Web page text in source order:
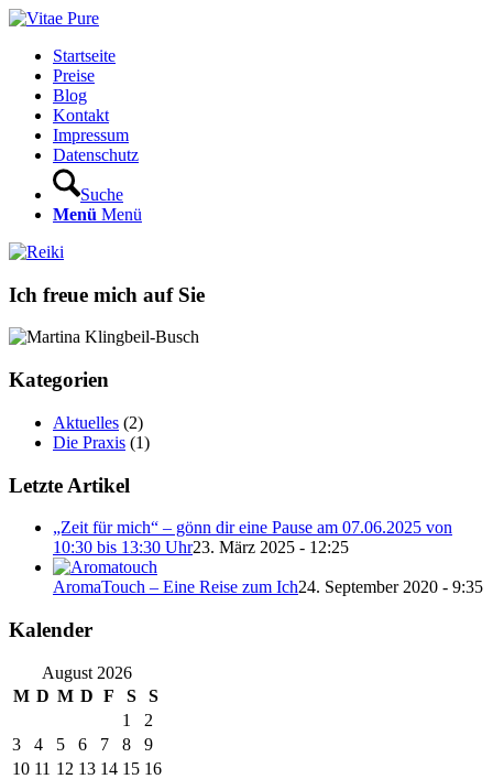
Startseite
Preise
Blog
Kontakt
Impressum
Datenschutz
Suche
Menü Menü
Ich freue mich auf Sie
Kategorien
Aktuelles (2)
Die Praxis (1)
Letzte Artikel
„Zeit für mich“ – gönn dir eine Pause am 07.06.2025 von
10:30 bis 13:30 Uhr23. März 2025 - 12:25
AromaTouch – Eine Reise zum Ich24. September 2020 - 9:35
Kalender
August 2026
M D M D F S
S
1
2
3
4 5 6 7 8
9
10 11 12 13 14 15 16